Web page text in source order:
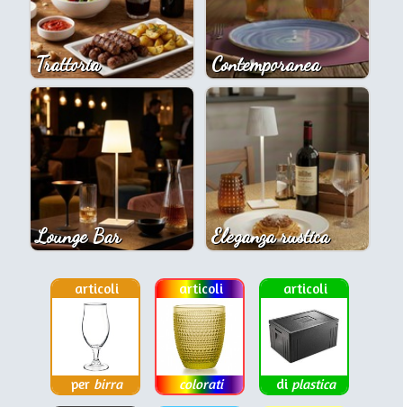
Trattoria Contemporanea
Lounge Bar Eleganza rustica
articoli
per birra
articoli
colorati
articoli
di plastica